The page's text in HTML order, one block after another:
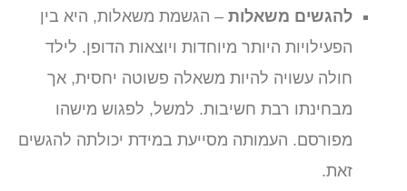
להגשים משאלות– הגשמת משאלות, היא בין
הפעילויות היותר מיוחדות ויוצאות הדופן. לילד
חולה עשויה להיות משאלה פשוטה יחסית, אך
מבחינתו רבת חשיבות. למשל, לפגוש מישהו
מפורסם. העמותה מסייעת במידת יכולתה להגשים
זאת.